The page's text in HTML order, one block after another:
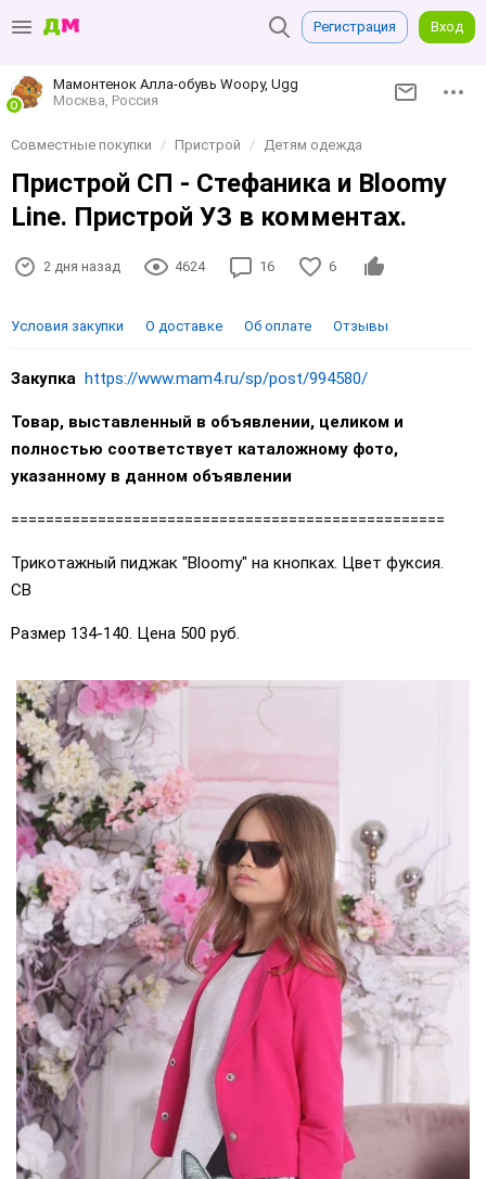
Регистрация Вход
Мамонтенок Алла-обувь Woopy, Ugg
Москва, Россия
Совместные покупки Пристрой Детям одежда
Пристрой СП - Стефаника и Bloomy
Line. Пристрой УЗ в комментах.
2 дня назад 4624 16 6
Условия закупки О доставке Об оплате Отзывы
Закупка https://www.mam4.ru/sp/post/994580/
Товар, выставленный в объявлении, целиком и
полностью соответствует каталожному фото,
указанному в данном объявлении
==================================================
Трикотажный пиджак "Bloomy" на кнопках. Цвет фуксия.
СВ
Размер 134-140. Цена 500 руб.